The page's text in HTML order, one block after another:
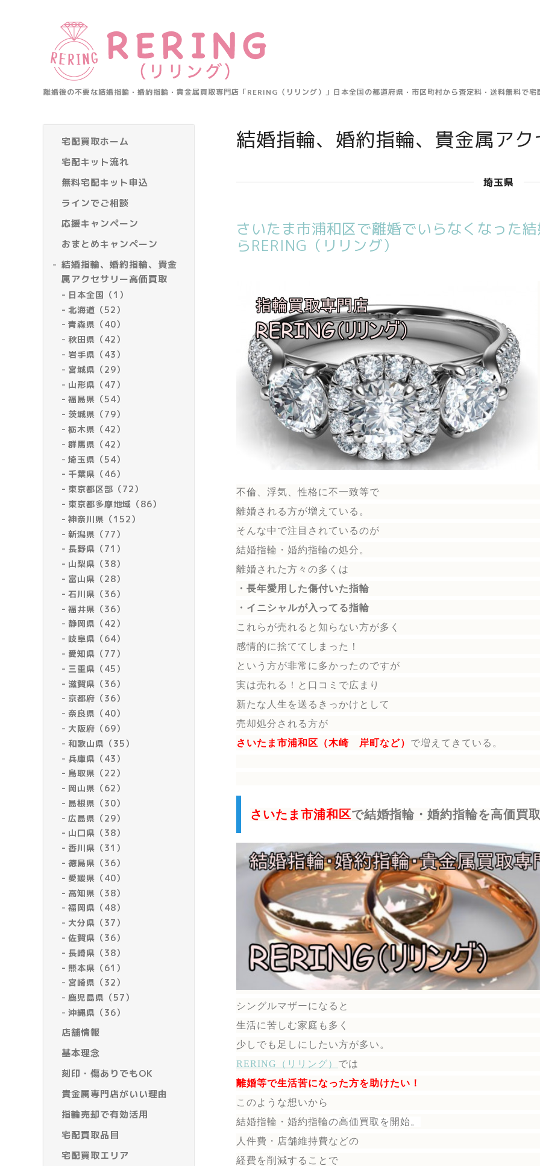
離婚後の不要な結婚指輪・婚約指輪・貴金属買取専門店「RERING（リリング）」日本全国の都道府県・市区町村から査定料・送料無料で
宅配買取ホーム
宅配キット流れ
無料宅配キット申込
ラインでご相談
応援キャンペーン
おまとめキャンペーン
結婚指輪、婚約指輪、貴金
属アクセサリー高価買取
日本全国（1）
北海道（52）
青森県（40）
秋田県（42）
岩手県（43）
宮城県（29）
山形県（47）
福島県（54）
茨城県（79）
栃木県（42）
群馬県（42）
埼玉県（54）
千葉県（46）
東京都区部（72）
東京都多摩地域（86）
神奈川県（152）
新潟県（77）
長野県（71）
山梨県（38）
富山県（28）
石川県（36）
福井県（36）
静岡県（42）
岐阜県（64）
愛知県（77）
三重県（45）
滋賀県（36）
京都府（36）
奈良県（40）
大阪府（69）
和歌山県（35）
兵庫県（43）
鳥取県（22）
岡山県（62）
島根県（30）
広島県（29）
山口県（38）
香川県（31）
徳島県（36）
愛媛県（40）
高知県（38）
福岡県（48）
大分県（37）
佐賀県（36）
長崎県（38）
熊本県（61）
宮崎県（32）
鹿児島県（57）
沖縄県（36）
店舗情報
基本理念
刻印・傷ありでもOK
貴金属専門店がいい理由
指輪売却で有効活用
宅配買取品目
宅配買取エリア
結婚指輪、婚約指輪、貴金属ア
埼玉県
さいたま市浦和区で離婚でいらなくなった
らRERING（リリング）
不倫、浮気、性格に不一致等で
離婚される方が増えている。
そんな中で注目されているのが
結婚指輪 ・婚約指輪の処分。
離婚された方々の多くは
・長年愛用した傷付いた指輪
・イニシャルが入ってる指輪
これらが売れると知らない方が多く
感情的に捨ててしまった！
という方が非常に多かったのですが
実は売れる！と口コミで広まり
新たな人生を送る きっかけとして
売却処分される方が
さいたま市浦和区（木崎 岸町など） で増えてきている。
さいたま市浦和区で結婚指輪・婚約指輪を高価買
シングルマザーになると
生活に苦しむ家庭も多く
少しでも足しにしたい方が多い。
RERING（リリング） では
離婚等で生活苦になった方を助けたい！
このような想いから
結婚指輪・婚約指輪の高価買取を開始。
人件費・店舗維持費などの
経費を削減することで